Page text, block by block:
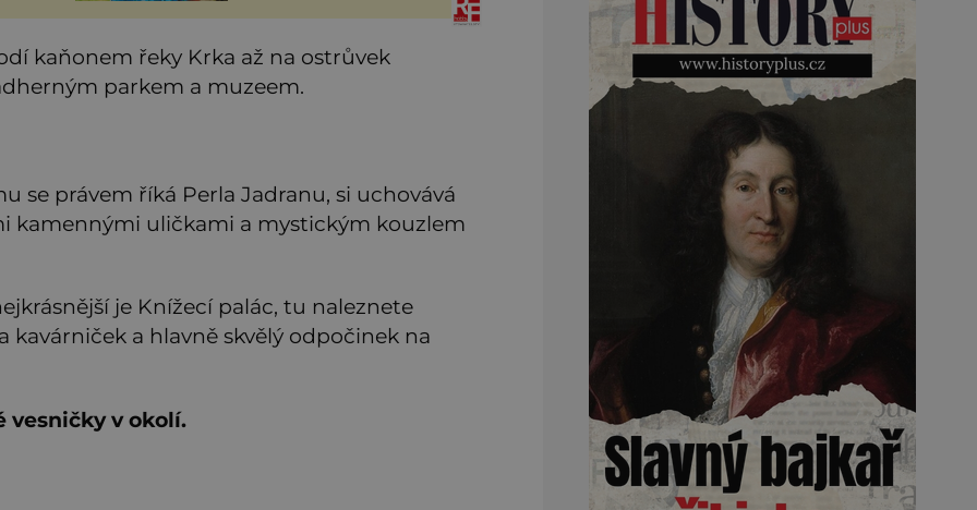
kaňonem řeky Krka až na ostrůvek
parkem a muzeem.
se právem říká Perla Jadranu, si uchovává
kamennými uličkami a mystickým kouzlem
je Knížecí palác, tu naleznete
a hlavně skvělý odpočinek na
vesničky v okolí.